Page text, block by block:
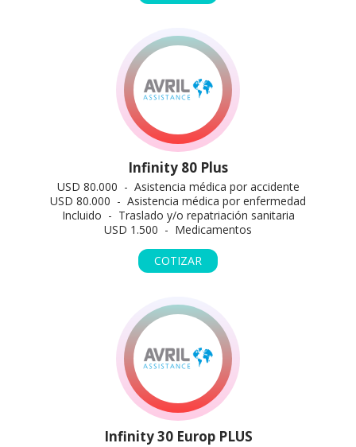
Infinity 80 Plus
USD 80.000 - Asistencia médica por accidente
USD 80.000 - Asistencia médica por enfermedad
Incluido - Traslado y/o repatriación sanitaria
USD 1.500 - Medicamentos
COTIZAR
Infinity 30 Europ PLUS